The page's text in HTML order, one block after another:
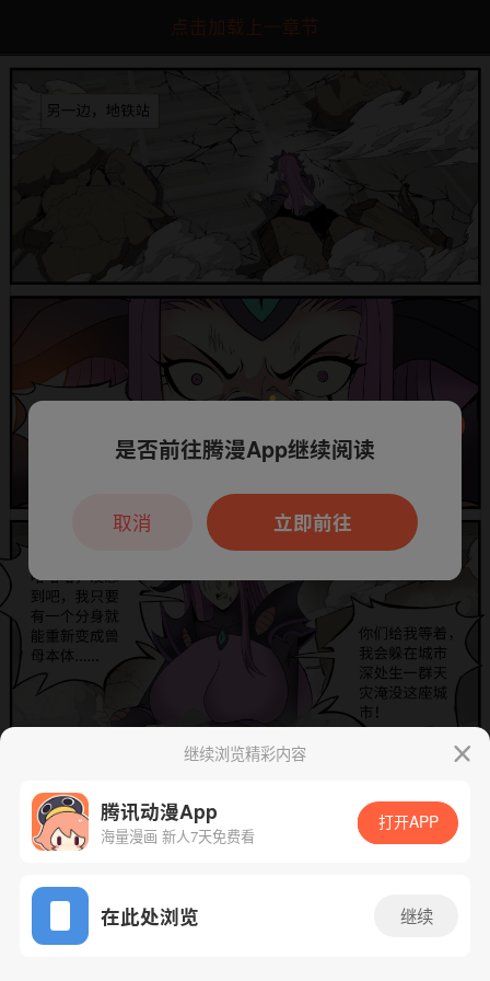
点击加载上一章节
App免费看
下一话 腾漫App免费看
继续浏览精彩内容
腾讯动漫App
海量漫画 新人7天免费看
打开APP
在此处浏览 继续
本章节仅支持App阅读，可打开App新用
户7天免费看
是否前往腾漫App继续阅读
立即前往
取消